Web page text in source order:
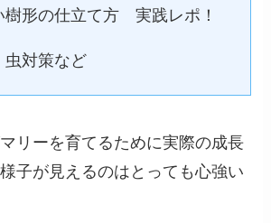
樹形の仕立て方 実践レポ！
虫対策など
リーを育てるために実際の成長
子が見えるのはとっても心強い